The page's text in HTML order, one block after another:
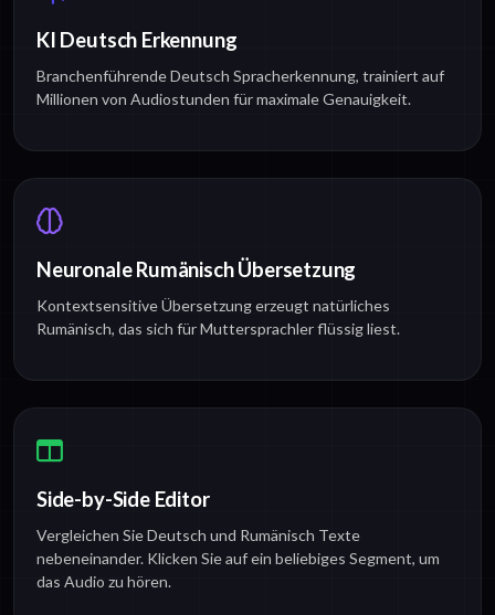
KI Deutsch Erkennung
Branchenführende Deutsch Spracherkennung, trainiert auf
Millionen von Audiostunden für maximale Genauigkeit.
Neuronale Rumänisch Übersetzung
Kontextsensitive Übersetzung erzeugt natürliches
Rumänisch, das sich für Muttersprachler flüssig liest.
Side-by-Side Editor
Vergleichen Sie Deutsch und Rumänisch Texte
nebeneinander. Klicken Sie auf ein beliebiges Segment, um
das Audio zu hören.